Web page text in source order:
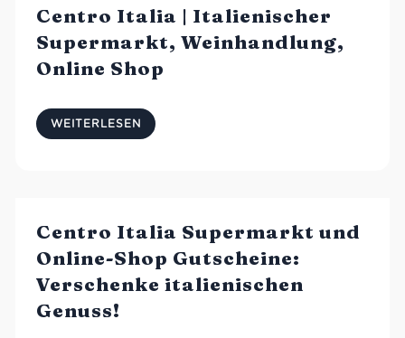
Centro Italia | Italienischer
Supermarkt, Weinhandlung,
Online Shop
WEITERLESEN
Centro Italia Supermarkt und
Online-Shop Gutscheine:
Verschenke italienischen
Genuss!